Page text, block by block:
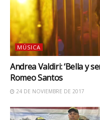
MÚSICA
Andrea Valdiri: ‘Bella y
Romeo Santos
24 DE NOVIEMBRE DE 2017